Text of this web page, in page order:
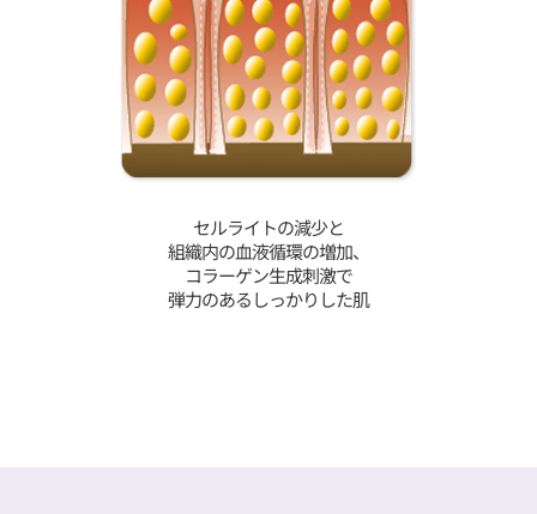
セルライトの減少と
組織内の血液循環の増加、
コラーゲン生成刺激で
弾力のあるしっかりした肌